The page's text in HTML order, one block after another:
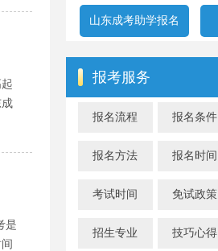
是
山东成考助学报名
报考服务
报名流程 报名条件
报名方法 报名时间
考试时间 免试政策
招生专业 技巧心得